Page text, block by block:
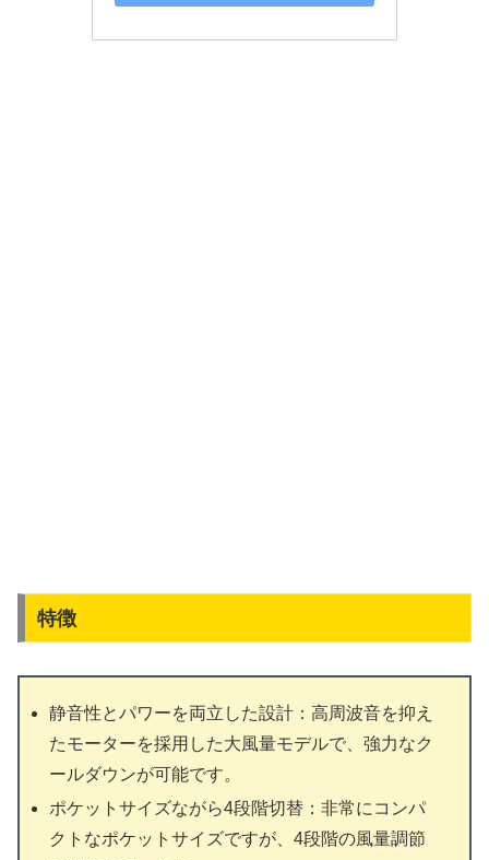
特徴
静音性とパワーを両立した設計：高周波音を抑え
たモーターを採用した大風量モデルで、強力なク
ールダウンが可能です。
ポケットサイズながら4段階切替：非常にコンパ
クトなポケットサイズですが、4段階の風量調節